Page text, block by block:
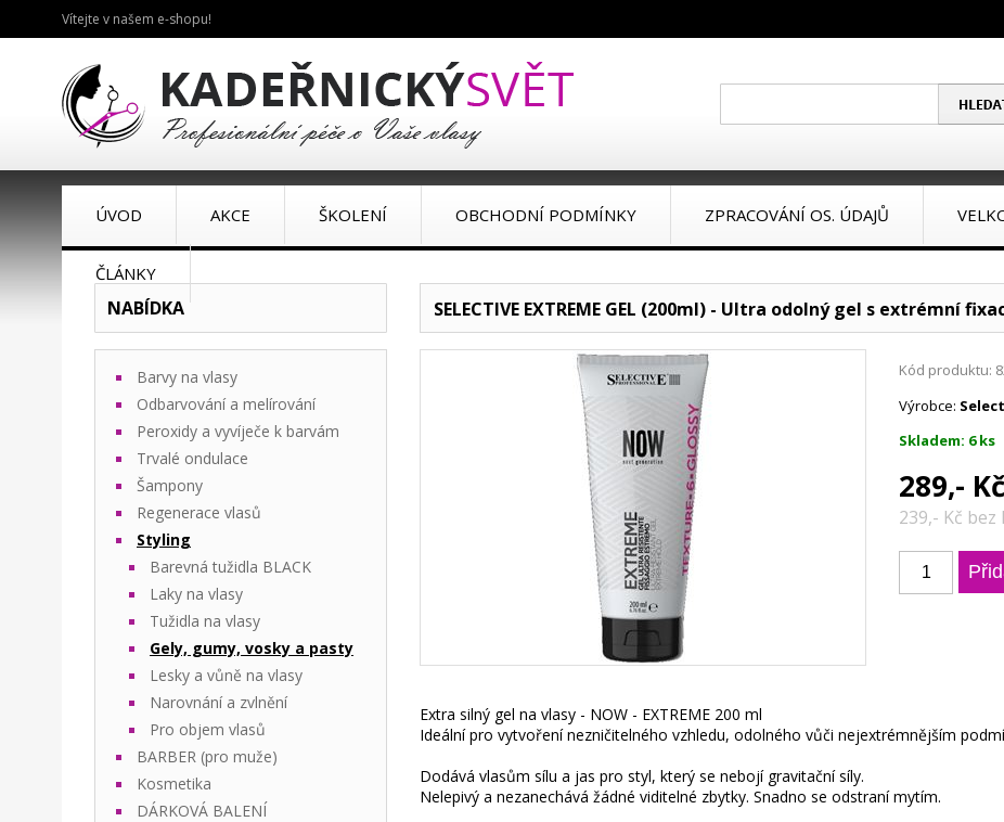
Vítejte v našem e-shopu!
ÚVOD AKCE ŠKOLENÍ OBCHODNÍ PODMÍNKY ZPRACOVÁNÍ OS. ÚDAJŮ
ČLÁNKY
NABÍDKA
Barvy na vlasy
Odbarvování a melírování
Peroxidy a vyvíječe k barvám
Trvalé ondulace
Šampony
Regenerace vlasů
Styling
Barevná tužidla BLACK
Laky na vlasy
Tužidla na vlasy
Gely, gumy, vosky a pasty
Lesky a vůně na vlasy
Narovnání a zvlnění
Pro objem vlasů
BARBER (pro muže)
Kosmetika
DÁRKOVÁ BALENÍ
SELECTIVE EXTREME GEL (200ml) - Ultra odolný gel s extrémní
Kód produktu:
Výrobce:
Skladem: 6 ks
289,-
239,- Kč bez
Extra silný gel na vlasy - NOW - EXTREME 200 ml
Ideální pro vytvoření nezničitelného vzhledu, odolného vůči nejextrémnějším
Dodává vlasům sílu a jas pro styl, který se nebojí gravitační síly.
Nelepivý a nezanechává žádné viditelné zbytky. Snadno se odstraní mytím.